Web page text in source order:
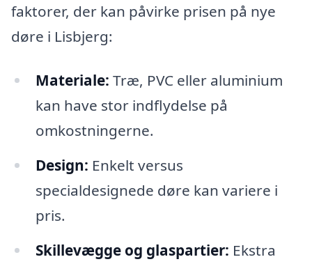
faktorer, der kan påvirke prisen på nye
døre i Lisbjerg:
Materiale: Træ, PVC eller aluminium
kan have stor indflydelse på
omkostningerne.
Design: Enkelt versus
specialdesignede døre kan variere i
pris.
Skillevægge og glaspartier: Ekstra